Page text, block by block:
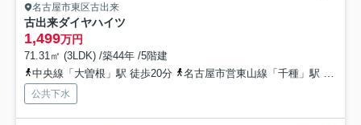
名古屋市東区古出来
古出来ダイヤハイツ
1,499万円
71.31㎡ (3LDK) /築44年 /5階建
中央線「大曽根」駅 徒歩20分
名古屋市営東山線「千種」駅 徒歩21分
公共下水